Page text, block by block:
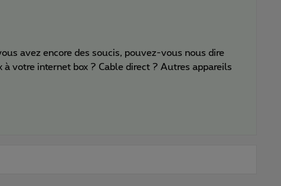
avez encore des soucis, pouvez-vous nous dire
votre internet box ? Cable direct ? Autres appareils